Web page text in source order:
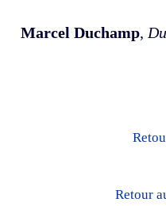
Marcel Duchamp,
Retour